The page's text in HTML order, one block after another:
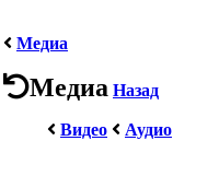
Медиа
Медиа Назад
Видео
Аудио